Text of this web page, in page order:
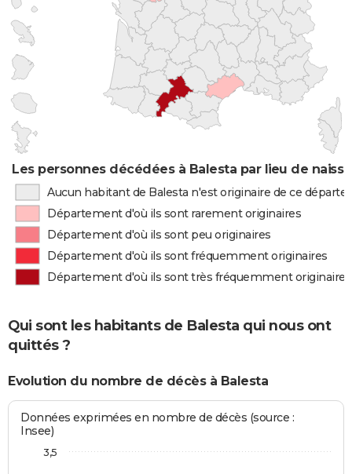
Les personnes décédées à Balesta par lieu de
Aucun habitant de Balesta n'est originaire de ce
Département d'où ils sont rarement originaires
Département d'où ils sont peu originaires
Département d'où ils sont fréquemment originaires
Département d'où ils sont très fréquemment originaires
Qui sont les habitants de Balesta qui nous ont
quittés ?
Evolution du nombre de décès à Balesta
Données exprimées en nombre de décès (source :
Insee)
3,5